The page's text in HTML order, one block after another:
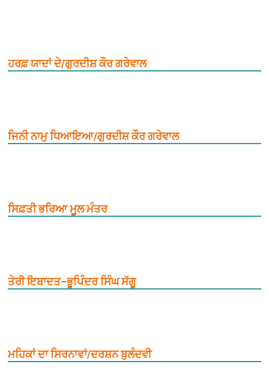
ਹਰਫ਼ ਯਾਦਾਂ ਦੇ/ਗੁਰਦੀਸ਼ ਕੌਰ ਗਰੇਵਾਲ
ਜਿਨੀ ਨਾਮੁ ਧਿਆਇਆ/ਗੁਰਦੀਸ਼ ਕੌਰ ਗਰੇਵਾਲ
ਸਿਫ਼ਤੀ ਭਰਿਆ ਮੂ਼ਲ ਮੰਤਰ
ਤੇਰੀ ਇਬਾਦਤ–ਭੂਪਿੰਦਰ ਸਿੰਘ ਸੱਗੂ
ਮਹਿਕਾਂ ਦਾ ਸਿਰਨਾਵਾਂ/ਦਰਸ਼ਨ ਬੁਲੰਦਵੀ